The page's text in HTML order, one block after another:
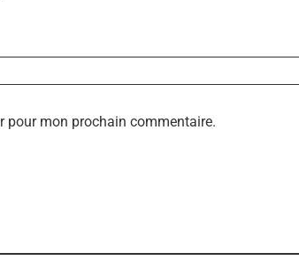
pour mon prochain commentaire.